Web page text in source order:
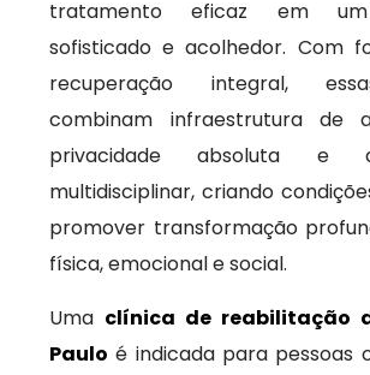
tratamento eficaz em
sofisticado e acolhedor. Com
recuperação integral,
combinam infraestrutura de
privacidade absoluta e
multidisciplinar, criando
promover transformação
física, emocional e social.
Uma clínica de reabilitação
Paulo é indicada para pessoas